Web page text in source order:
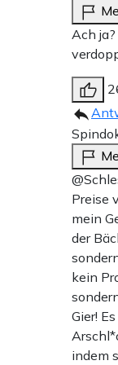
Ach
Preise
mein
der
kein
Gier!
indem